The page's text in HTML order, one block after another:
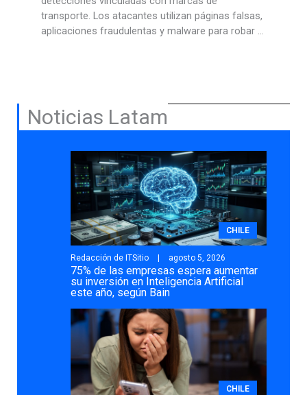
falsas,
robar ...
agente de programación con IA y un
modelo optimizado para desarrollo de
Noticias Latam
CHILE
Redacción de ITSitio agosto 5, 2026
75% de las empresas espera aumentar
su inversión en Inteligencia Artificial
este año, según Bain
CHILE